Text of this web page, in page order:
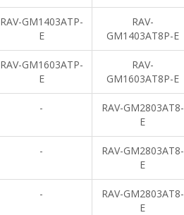
RAV-GM1403ATP-
E
RAV-
GM1403AT8P-E
RAV-GM1603ATP-
E
RAV-
GM1603AT8P-E
-
RAV-GM2803AT8-
E
-
RAV-GM2803AT8-
E
-
RAV-GM2803AT8-
E